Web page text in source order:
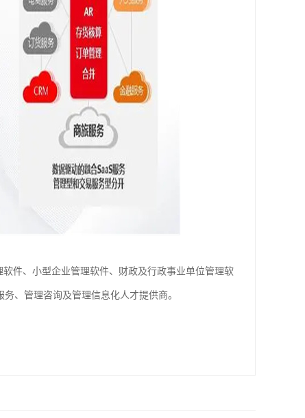
件、小型企业管理软件、财政及行政事业单位管理软
、管理咨询及管理信息化人才提供商。